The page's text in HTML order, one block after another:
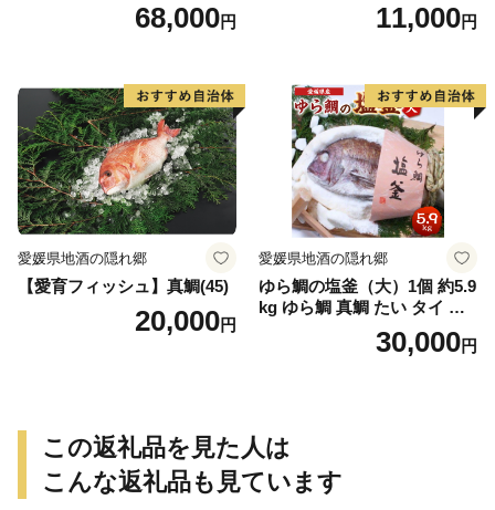
68,000円 11,000円
愛媛県地酒の隠れ郷
【愛育フィッシュ】真鯛(45)
20,000円
愛媛県地酒の隠れ郷
ゆら鯛の塩釜（大）1個 約5.9
kg ゆら鯛 真鯛 たい タイ 鯛
塩釜焼き 塩釜 魚 魚介類 海鮮
祝い事 お祝い ハレの日 食品
30,000円
この返礼品を見た人は
こんな返礼品も見ています